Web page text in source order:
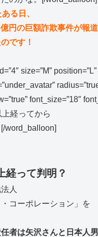
る日、
円の巨額詐欺事件が報
です！
size=”M” position=”L”
font_size=”18″
経ってから
word_balloon]
経って判明？
人
・コーポレーション」を
者は矢沢さんと日本人